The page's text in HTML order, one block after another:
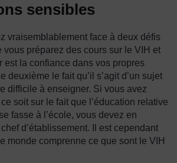
sensibles
vraisemblablement face à deux défis
vous préparez des cours sur le VIH et
est la confiance dans vos propres
deuxième le fait qu’il s’agit d’un sujet
difficile à enseigner. Si vous avez
soit sur le fait que l’éducation relative
fasse à l’école, vous devez en
d’établissement. Il est cependant
monde comprenne ce que sont le VIH